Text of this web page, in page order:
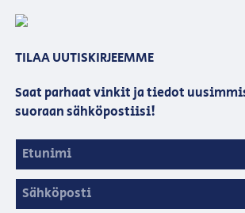
TILAA UUTISKIRJEEMME
Saat parhaat vinkit ja tiedot
suoraan sähköpostiisi!